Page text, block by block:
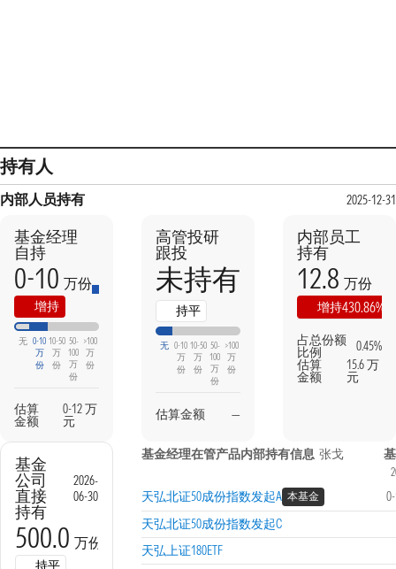
持有人
内部人员持有 2025-12-31
基金经理
自持
0-10 万份
增持
无 0-10
万
份
10-50
万
份
50-
100
万
份
>100
万
份
估算
金额
0-12 万
元
高管投研
跟投
未持有
持平
无 0-10
万
份
10-50
万
份
50-
100
万
份
>100
万
份
估算金额 —
内部员工
持有
12.8 万份
增持430.86%
占总份额
比例
0.45%
估算
金额
15.6 万
元
基金
公司
直接
持有
2026-
06-30
500.0 万份
持平
基金经理在管产品内部持有信息 张戈
天弘北证50成份指数发起A 本基金
天弘北证50成份指数发起C
天弘上证180ETF